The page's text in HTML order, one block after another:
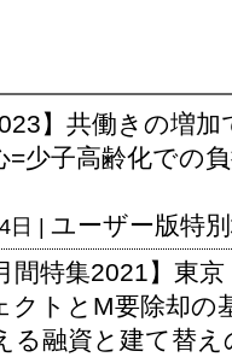
】共働きの増加
=少子高齢化での
日 | ユーザー版特
間特集2021】東京
トとM要除却の
る融資と建て替え